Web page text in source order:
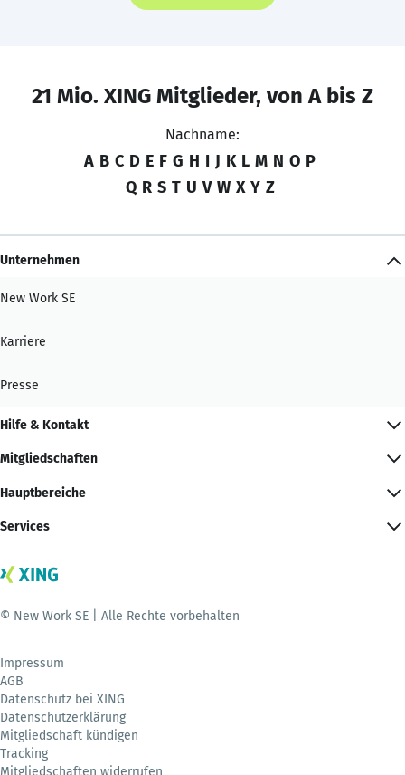
21 Mio. XING Mitglieder, von A bis Z
Nachname:
A B C D E F G H I J K L M N O P
Q R S T U V W X Y Z
Unternehmen
New Work SE
Karriere
Presse
Hilfe & Kontakt
Mitgliedschaften
Hauptbereiche
Services
© New Work SE | Alle Rechte vorbehalten
Impressum
AGB
Datenschutz bei XING
Datenschutzerklärung
Mitgliedschaft kündigen
Tracking
Mitgliedschaften widerrufen